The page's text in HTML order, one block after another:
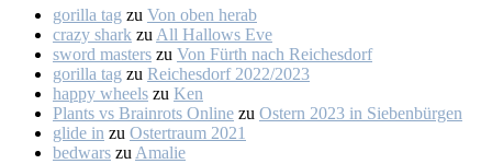
gorilla tag zu Von oben her­ab
crazy shark zu All Hal­lows Eve
sword masters zu Von Fürth nach Rei­ches­dorf
gorilla tag zu Rei­ches­dorf 2022/2023
happy wheels zu Ken
Plants vs Brainrots Online zu Os­tern 2023 in Sie­ben­bür­gen
glide in zu Os­ter­traum 2021
bedwars zu Ama­lie